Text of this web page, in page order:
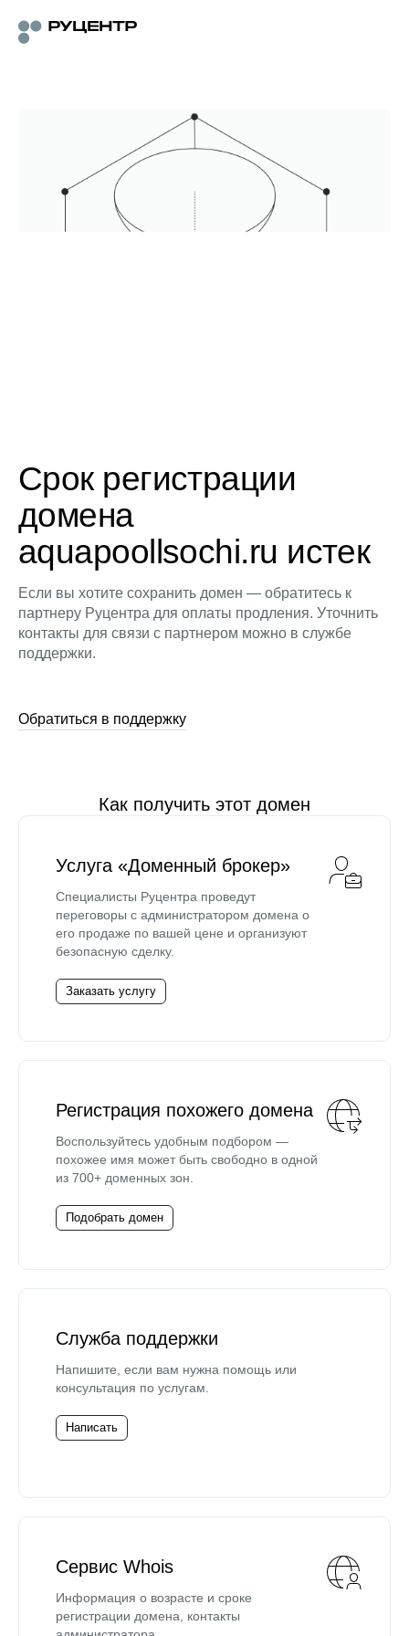
Срок регистрации
домена
aquapoollsochi.ru истек
Если вы хотите сохранить домен — обратитесь к
партнеру Руцентра для оплаты продления. Уточнить
контакты для связи с партнером можно в службе
поддержки.
Обратиться в поддержку
Как получить этот домен
Услуга «Доменный брокер»
Специалисты Руцентра проведут
переговоры с администратором домена о
его продаже по вашей цене и организуют
безопасную сделку.
Заказать услугу
Регистрация похожего домена
Воспользуйтесь удобным подбором —
похожее имя может быть свободно в одной
из 700+ доменных зон.
Подобрать домен
Служба поддержки
Напишите, если вам нужна помощь или
консультация по услугам.
Написать
Сервис Whois
Информация о возрасте и сроке
регистрации домена, контакты